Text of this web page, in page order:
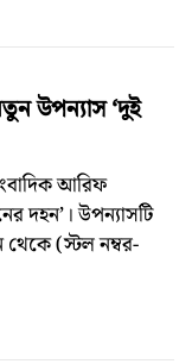
উপন্যাস ‘দুই
আরিফ
দহন’। উপন্যাসটি
থেকে (স্টল নম্বর-